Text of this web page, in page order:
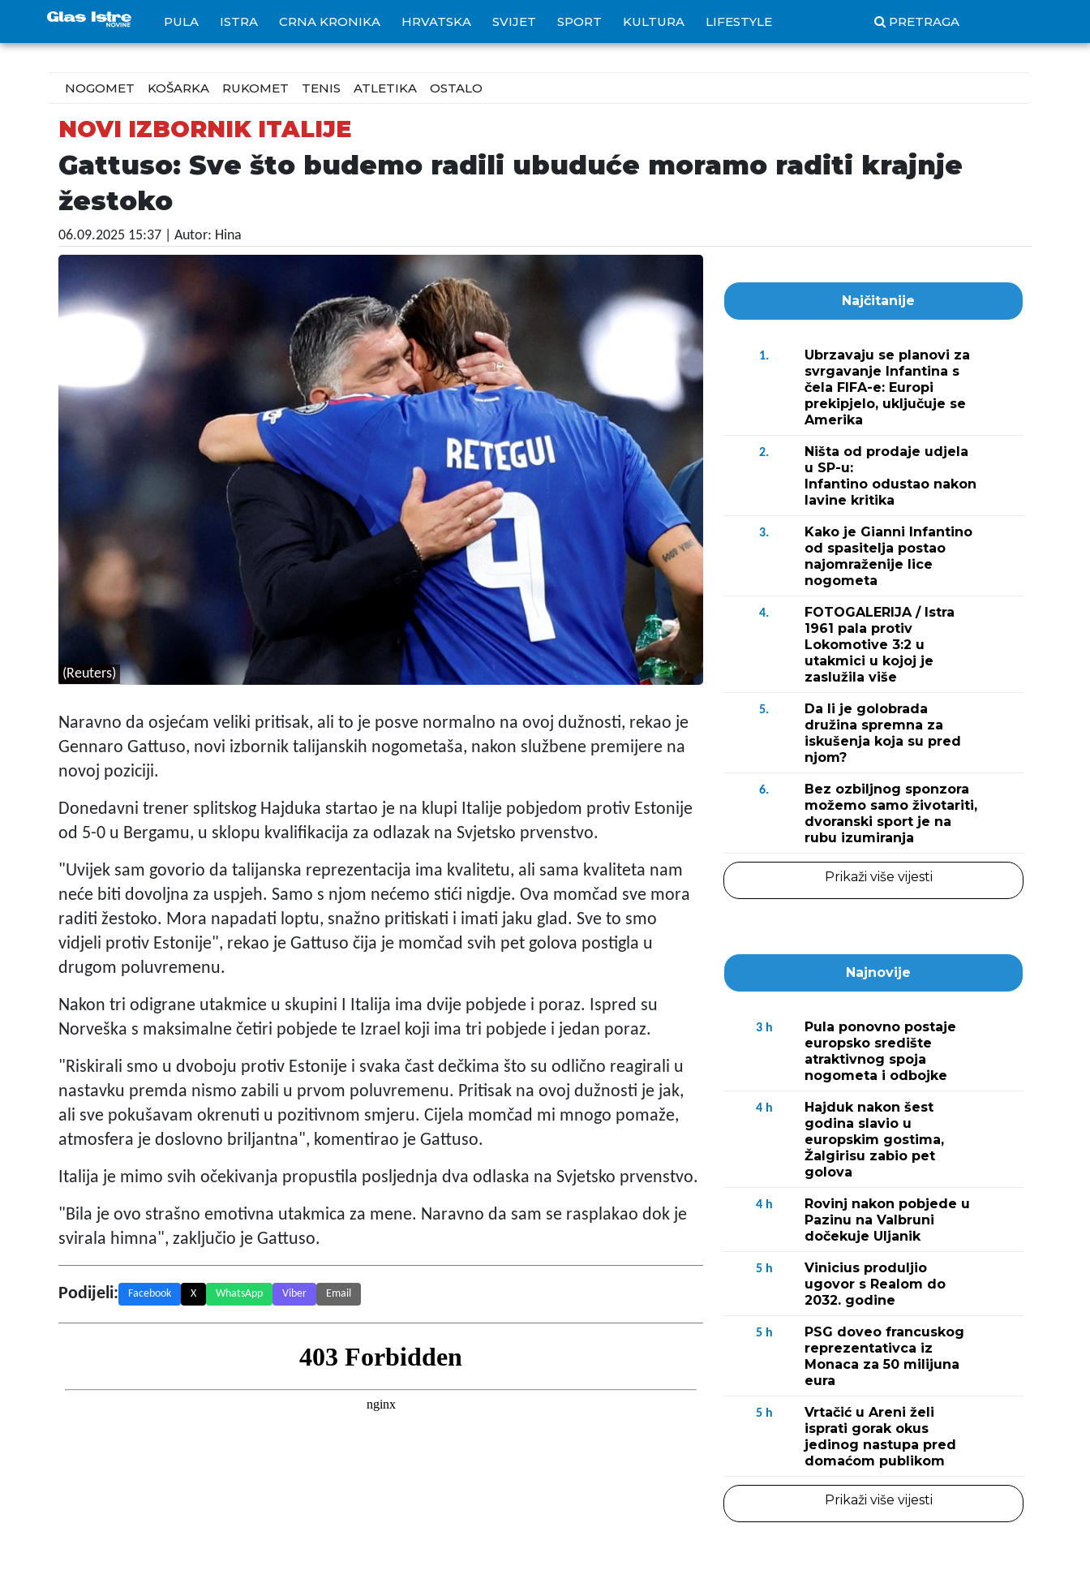
PULA ISTRA CRNA KRONIKA HRVATSKA SVIJET SPORT KULTURA LIFESTYLE PRETRAGA
NOGOMET KOŠARKA RUKOMET TENIS ATLETIKA OSTALO
NOVI IZBORNIK ITALIJE
Gattuso: Sve što budemo radili ubuduće moramo raditi krajnje
žestoko
06.09.2025 15:37 | Autor: Hina
(Reuters)
Naravno da osjećam veliki pritisak, ali to je posve normalno na ovoj dužnosti, rekao je
Gennaro Gattuso, novi izbornik talijanskih nogometaša, nakon službene premijere na
novoj poziciji.
Donedavni trener splitskog Hajduka startao je na klupi Italije pobjedom protiv Estonije
od 5-0 u Bergamu, u sklopu kvalifikacija za odlazak na Svjetsko prvenstvo.
"Uvijek sam govorio da talijanska reprezentacija ima kvalitetu, ali sama kvaliteta nam
neće biti dovoljna za uspjeh. Samo s njom nećemo stići nigdje. Ova momčad sve mora
raditi žestoko. Mora napadati loptu, snažno pritiskati i imati jaku glad. Sve to smo
vidjeli protiv Estonije", rekao je Gattuso čija je momčad svih pet golova postigla u
drugom poluvremenu.
Nakon tri odigrane utakmice u skupini I Italija ima dvije pobjede i poraz. Ispred su
Norveška s maksimalne četiri pobjede te Izrael koji ima tri pobjede i jedan poraz.
"Riskirali smo u dvoboju protiv Estonije i svaka čast dečkima što su odlično reagirali u
nastavku premda nismo zabili u prvom poluvremenu. Pritisak na ovoj dužnosti je jak,
ali sve pokušavam okrenuti u pozitivnom smjeru. Cijela momčad mi mnogo pomaže,
atmosfera je doslovno briljantna", komentirao je Gattuso.
Italija je mimo svih očekivanja propustila posljednja dva odlaska na Svjetsko prvenstvo.
"Bila je ovo strašno emotivna utakmica za mene. Naravno da sam se rasplakao dok je
svirala himna", zaključio je Gattuso.
Podijeli: Facebook X WhatsApp Viber Email
Najčitanije
1.
Ubrzavaju se planovi za
svrgavanje Infantina s
čela FIFA-e: Europi
prekipjelo, uključuje se
Amerika
2.
Ništa od prodaje udjela
u SP-u:
Infantino odustao nakon
lavine kritika
3.
Kako je Gianni Infantino
od spasitelja postao
najomraženije lice
nogometa
4.
FOTOGALERIJA / Istra
1961 pala protiv
Lokomotive 3:2 u
utakmici u kojoj je
zaslužila više
5.
Da li je golobrada
družina spremna za
iskušenja koja su pred
njom?
6.
Bez ozbiljnog sponzora
možemo samo životariti,
dvoranski sport je na
rubu izumiranja
Prikaži više vijesti
Najnovije
3 h
Pula ponovno postaje
europsko središte
atraktivnog spoja
nogometa i odbojke
4 h
Hajduk nakon šest
godina slavio u
europskim gostima,
Žalgirisu zabio pet
golova
4 h
Rovinj nakon pobjede u
Pazinu na Valbruni
dočekuje Uljanik
5 h
Vinicius produljio
ugovor s Realom do
2032. godine
5 h
PSG doveo francuskog
reprezentativca iz
Monaca za 50 milijuna
eura
5 h
Vrtačić u Areni želi
isprati gorak okus
jedinog nastupa pred
domaćom publikom
Prikaži više vijesti